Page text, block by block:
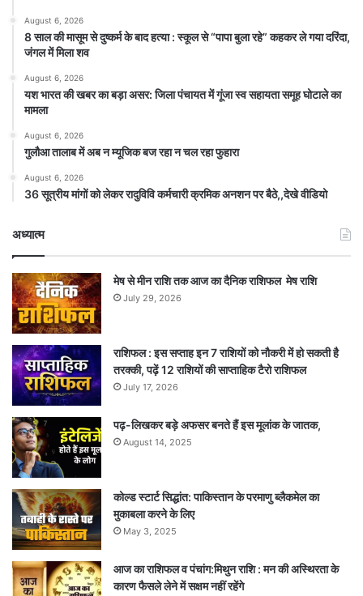
August 6, 2026
8 साल की मासूम से दुष्कर्म के बाद हत्या : स्कूल से “पापा बुला रहे” कहकर ले गया दरिंदा,
जंगल में मिला शव
August 6, 2026
यश भारत की खबर का बड़ा असर: जिला पंचायत में गूंजा स्व सहायता समूह घोटाले का
मामला
August 6, 2026
गुलौआ तालाब में अब न म्यूजिक बज रहा न चल रहा फुहारा
August 6, 2026
36 सूत्रीय मांगों को लेकर रादुविवि कर्मचारी क्रमिक अनशन पर बैठे,,देखे वीडियो
अध्यात्म
मेष से मीन राशि तक आज का दैनिक राशिफल मेष राशि
July 29, 2026
राशिफल : इस सप्ताह इन 7 राशियों को नौकरी में हो सकती है
तरक्की, पढ़ें 12 राशियों की साप्ताहिक टैरो राशिफल
July 17, 2026
पढ़-लिखकर बड़े अफसर बनते हैं इस मूलांक के जातक,
August 14, 2025
कोल्ड स्टार्ट सिद्धांत: पाकिस्तान के परमाणु ब्लैकमेल का
मुकाबला करने के लिए
May 3, 2025
आज का राशिफल व पंचांग:मिथुन राशि : मन की अस्थिरता के
कारण फैसले लेने में सक्षम नहीं रहेंगे